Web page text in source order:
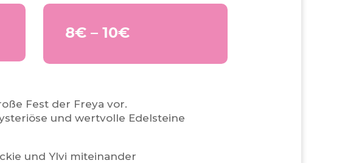
8€ – 10€
Fest der Freya vor.
und wertvolle Edelsteine
und Ylvi miteinander